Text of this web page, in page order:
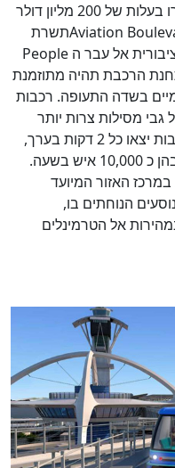
מאוחר יותר בשנה הבאה. תחנת מטרו בעלות של 200 מליון דולר
Aviationתשרת
אל עבר ה People
הרכבת תהיה מתוזמנת
בשדה התעופה. רכבות
גבי מסילות צרות יותר
באופן יחסי לאלו של רכבת קלה. הרכבות יצאו כל 2 דקות בערך,
במהלך 24 שעות ביממה ויוכלו לנייד בהן כ 10,000 איש בשעה.
האזור המיועד
הנוחתים בו,
אל הטרמינלים